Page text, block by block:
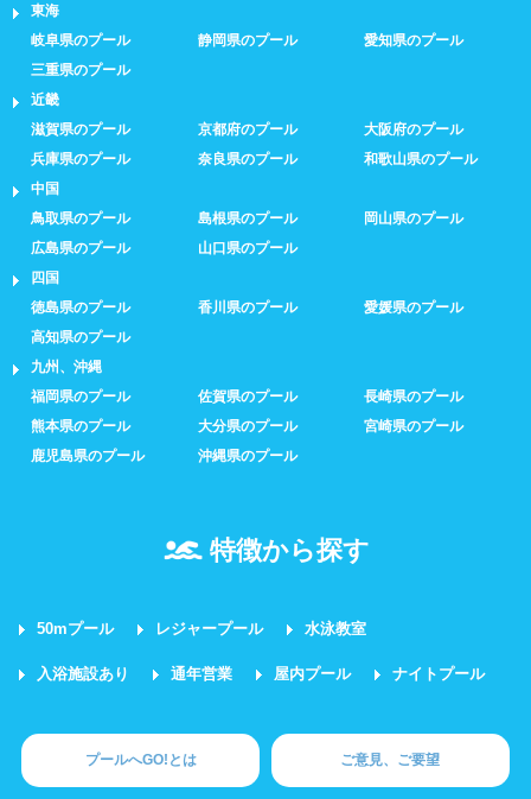
東海
岐阜県のプール
静岡県のプール
愛知県のプール
三重県のプール
近畿
滋賀県のプール
京都府のプール
大阪府のプール
兵庫県のプール
奈良県のプール
和歌山県のプール
中国
鳥取県のプール
島根県のプール
岡山県のプール
広島県のプール
山口県のプール
四国
徳島県のプール
香川県のプール
愛媛県のプール
高知県のプール
九州、沖縄
福岡県のプール
佐賀県のプール
長崎県のプール
熊本県のプール
大分県のプール
宮崎県のプール
鹿児島県のプール
沖縄県のプール
特徴から探す
50mプール レジャープール 水泳教室
入浴施設あり 通年営業 屋内プール ナイトプール
プールへGO!とは ご意見、ご要望